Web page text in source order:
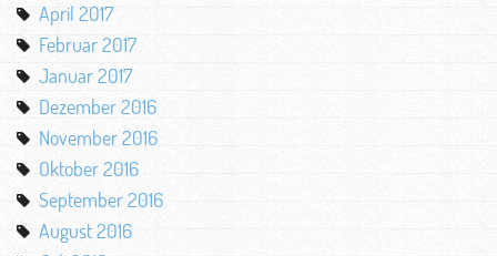
April 2017
Februar 2017
Januar 2017
Dezember 2016
November 2016
Oktober 2016
September 2016
August 2016